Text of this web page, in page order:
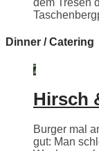
dem Tresen
Dinner / Catering
Hirsch
Burger mal
gut: Man